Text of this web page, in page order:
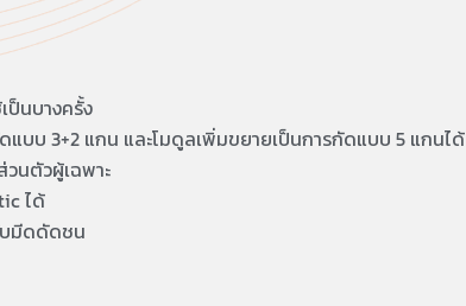
ป็นบางครั้ง
บบ 3+2 แกน และโมดูลเพิ่มขยายเป็นการกัดแบบ 5 แกนได้
นตัวผู้เฉพาะ
ได้
บมีดดัดชน